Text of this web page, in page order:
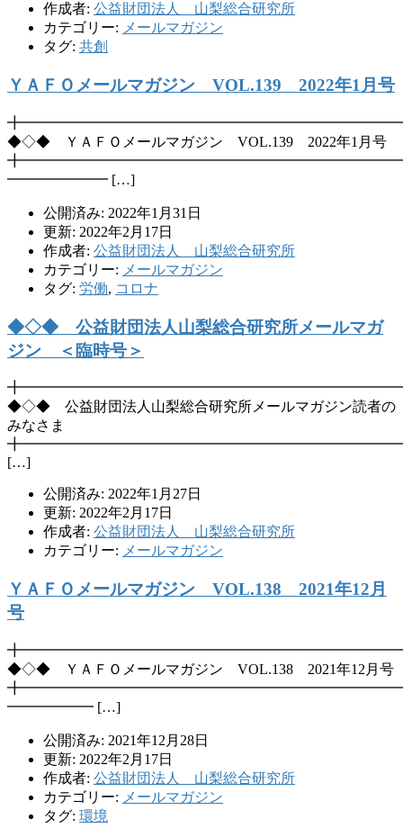
作成者: 公益財団法人 山梨総合研究所
カテゴリー: メールマガジン
タグ: 共創
ＹＡＦＯメールマガジン VOL.139 2022年1月号
◆◇◆ ＹＡＦＯメールマガジン VOL.139 2022年1月号
━━━━━━━ […]
公開済み: 2022年1月31日
更新: 2022年2月17日
作成者: 公益財団法人 山梨総合研究所
カテゴリー: メールマガジン
タグ: 労働, コロナ
◆◇◆ 公益財団法人山梨総合研究所メールマガ
ジン ＜臨時号＞
◆◇◆ 公益財団法人山梨総合研究所メールマガジン読者の
みなさま
[…]
公開済み: 2022年1月27日
更新: 2022年2月17日
作成者: 公益財団法人 山梨総合研究所
カテゴリー: メールマガジン
ＹＡＦＯメールマガジン VOL.138 2021年12月
号
◆◇◆ ＹＡＦＯメールマガジン VOL.138 2021年12月号
━━━━━━ […]
公開済み: 2021年12月28日
更新: 2022年2月17日
作成者: 公益財団法人 山梨総合研究所
カテゴリー: メールマガジン
タグ: 環境